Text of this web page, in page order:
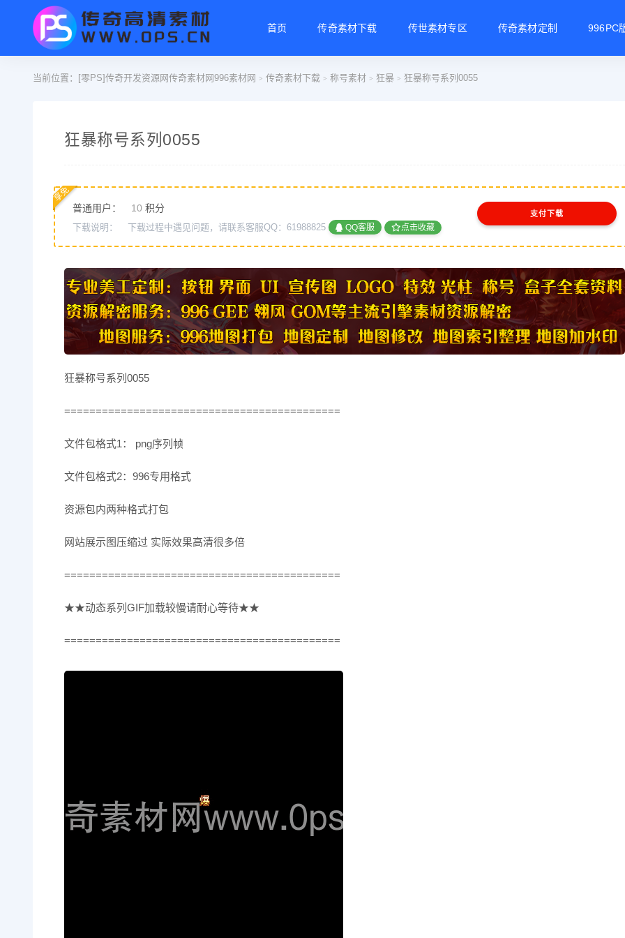
首页 传奇素材下载 传世素材专区 传奇素材定制 996PC
当前位置： [零PS]传奇开发资源网传奇素材网996素材网 > 传奇素材下载 > 称号素材 > 狂暴 > 狂暴称号系列0055
狂暴称号系列0055
普通用户： 10 积分
享免
支付下载
下载说明： 下载过程中遇见问题，请联系客服QQ：61988825 QQ客服 点击收藏
狂暴称号系列0055
============================================
文件包格式1： png序列帧
文件包格式2：996专用格式
资源包内两种格式打包
网站展示图压缩过 实际效果高清很多倍
============================================
★★动态系列GIF加载较慢请耐心等待★★
============================================